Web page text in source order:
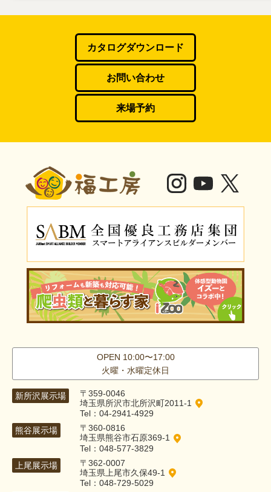
カタログダウンロード
お問い合わせ
来場予約
OPEN 10:00〜17:00
火曜・水曜定休日
新所沢展示場
〒359-0046
埼玉県所沢市北所沢町2011-1
Tel：04-2941-4929
熊谷展示場
〒360-0816
埼玉県熊谷市石原369-1
Tel：048-577-3829
上尾展示場
〒362-0007
埼玉県上尾市久保49-1
Tel：048-729-5029